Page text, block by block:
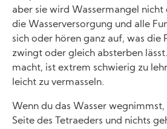
aber sie wird Wassermangel
die Wasserversorgung und alle
sich oder hören ganz auf, was die
zwingt oder gleich absterben
macht, ist extrem schwierig zu
leicht zu vermasseln.
Wenn du das Wasser
Seite des Tetraeders und nichts